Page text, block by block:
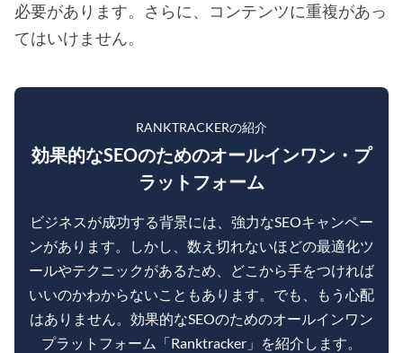
必要があります。さらに、コンテンツに重複があっ
てはいけません。
RANKTRACKERの紹介
効果的なSEOのためのオールインワン・プ
ラットフォーム
ビジネスが成功する背景には、強力なSEOキャンペー
ンがあります。しかし、数え切れないほどの最適化ツ
ールやテクニックがあるため、どこから手をつければ
いいのかわからないこともあります。でも、もう心配
はありません。効果的なSEOのためのオールインワン
プラットフォーム「Ranktracker」を紹介します。